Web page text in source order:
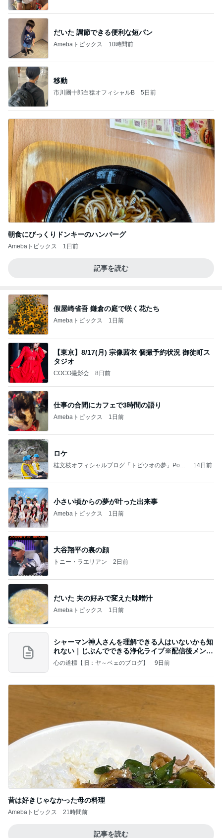
だいた 調節できる便利な短パン
Amebaトピックス 10時間前
移動
市川團十郎白猿オフィシャルB 5日前
朝食にびっくりドンキーのハンバーグ
Amebaトピックス 1日前
記事を読む
假屋崎省吾 鎌倉の庭で咲く花たち
Amebaトピックス 1日前
【東京】8/17(月) 宗像茜衣 個撮予約状況 御徒町ス
タジオ
COCO撮影会 8日前
仕事の合間にカフェで3時間の語り
Amebaトピックス 1日前
ロケ
桂文枝オフィシャルブログ「トビウオの夢」Pow
14日前
小さい頃からの夢が叶った出来事
Amebaトピックス 1日前
大谷翔平の裏の顔
トニー・ラエリアン 2日前
だいた 夫の好みで変えた味噌汁
Amebaトピックス 1日前
シャーマン神人さんを理解できる人はいないかも知
れない｜じぶんでできる浄化ライブ※配信後メンバ
ー限
心の道標【旧：ヤ～ベェのブログ】 9日前
昔は好きじゃなかった母の料理
Amebaトピックス 21時間前
記事を読む